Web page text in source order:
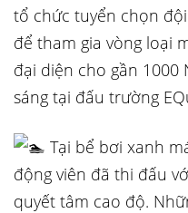
tổ chức tuyển chọn
để tham gia vòng loại
đại diện cho gần 1000
sáng tại đấu trường
Tại bể bơi xanh
động viên đã thi đấu
quyết tâm cao độ.